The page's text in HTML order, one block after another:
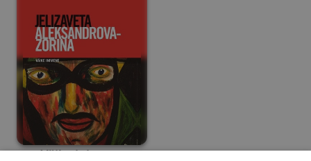
Väike inimene